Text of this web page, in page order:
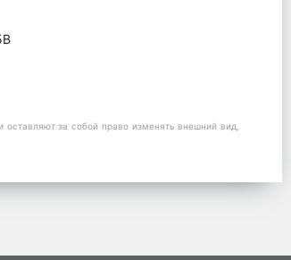
за собой право изменять внешний вид,